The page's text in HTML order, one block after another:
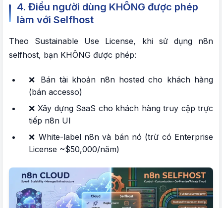
4. Điều người dùng KHÔNG được phép
làm với Selfhost
Theo Sustainable Use License, khi sử dụng n8n
selfhost, bạn KHÔNG được phép:
❌ Bán tài khoản n8n hosted cho khách hàng
(bán accesso)
❌ Xây dựng SaaS cho khách hàng truy cập trực
tiếp n8n UI
❌ White-label n8n và bán nó (trừ có Enterprise
License ~$50,000/năm)